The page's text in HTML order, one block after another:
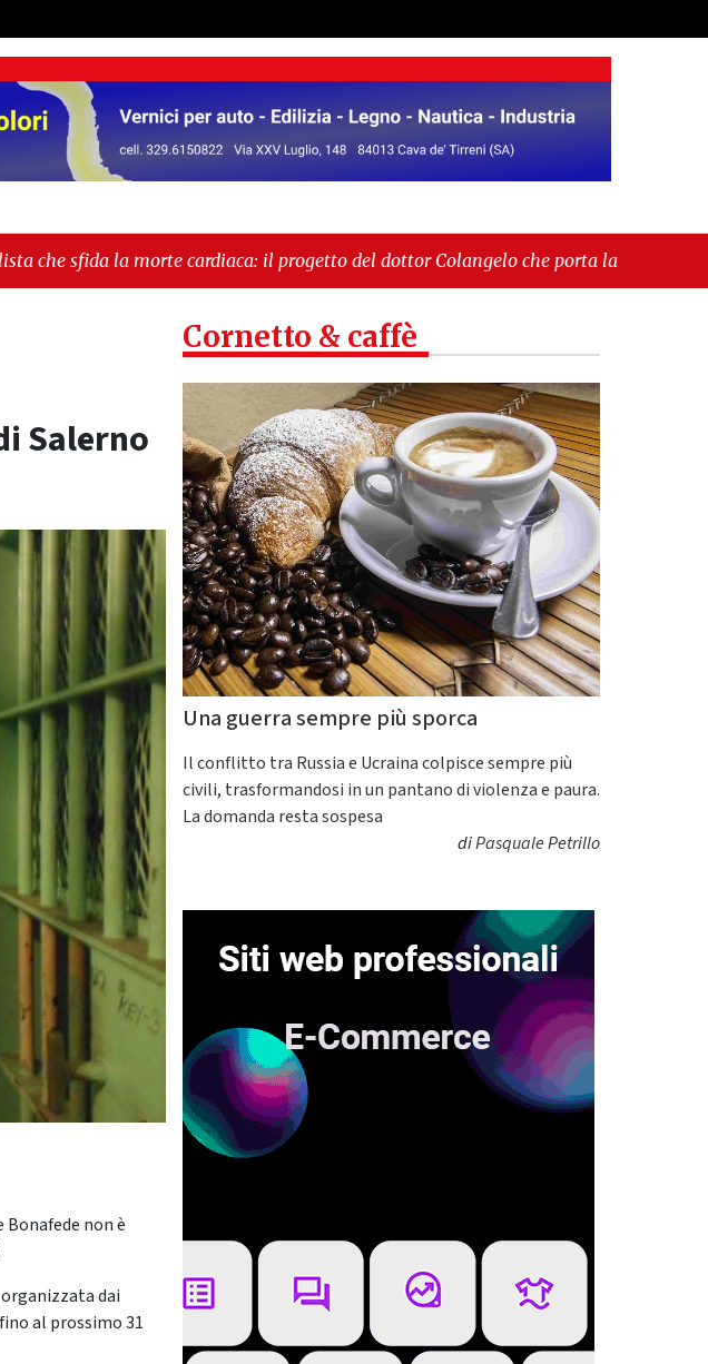
cardiaca: il progetto del dottor Colangelo che porta la cardioprotezione
nella notte la Villa comunale. Il sindaco Giordano: «Non ci fermeremo»"
Salerno
Bonafede non è
dai
al prossimo 31
Cornetto & caffè
Una guerra sempre più sporca
Il conflitto tra Russia e Ucraina colpisce sempre più
civili, trasformandosi in un pantano di violenza e paura.
La domanda resta sospesa
diPasquale Petrillo